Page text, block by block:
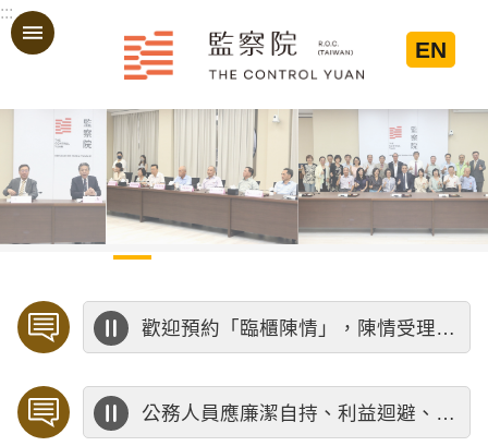
跳到主要內容區塊
:::
EN
歡迎預約「臨櫃陳情」，陳情受理中心將優先排定人員與您接談，釐清案情爭點後收案處理，以節省您的寶貴時間。
公務人員應廉潔自持、利益迴避、依法公正執行公務～考試院公務人員保障暨培訓委員會～